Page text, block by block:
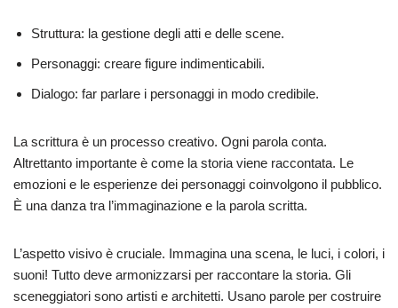
Struttura: la gestione degli atti e delle scene.
Personaggi: creare figure indimenticabili.
Dialogo: far parlare i personaggi in modo credibile.
La scrittura è un processo creativo. Ogni parola conta.
Altrettanto importante è come la storia viene raccontata. Le
emozioni e le esperienze dei personaggi coinvolgono il pubblico.
È una danza tra l’immaginazione e la parola scritta.
L’aspetto visivo è cruciale. Immagina una scena, le luci, i colori, i
suoni! Tutto deve armonizzarsi per raccontare la storia. Gli
sceneggiatori sono artisti e architetti. Usano parole per costruire